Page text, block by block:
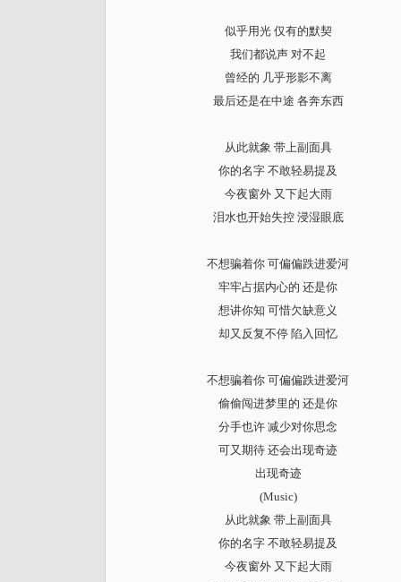
似乎用光 仅有的默契
我们都说声 对不起
曾经的 几乎形影不离
最后还是在中途 各奔东西
从此就象 带上副面具
你的名字 不敢轻易提及
今夜窗外 又下起大雨
泪水也开始失控 浸湿眼底
不想骗着你 可偏偏跌进爱河
牢牢占据内心的 还是你
想讲你知 可惜欠缺意义
却又反复不停 陷入回忆
不想骗着你 可偏偏跌进爱河
偷偷闯进梦里的 还是你
分手也许 减少对你思念
可又期待 还会出现奇迹
出现奇迹
(Music)
从此就象 带上副面具
你的名字 不敢轻易提及
今夜窗外 又下起大雨